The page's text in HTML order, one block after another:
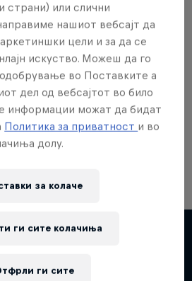
wheels or four - this
содржина
страни) или слични
нашиот вебсајт да
цели и за да се
искуство. Можеш да го
во Поставките а
дел од вебсајтот во било
информации можат да бидат
Политика за приватност и во
долу.
за колачe
ги сите
ги сите колачиња